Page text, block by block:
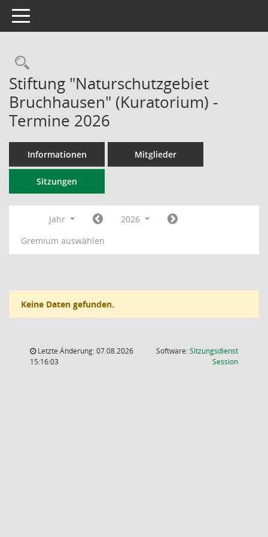
Toggle navigation
Rechercheauswahl
Stiftung "Naturschutzgebiet
Bruchhausen" (Kuratorium) -
Termine 2026
Informationen Mitglieder
Sitzungen
Jahr
2026
Gremium auswählen
Keine Daten gefunden.
Letzte Änderung: 07.08.2026
15:16:03
Software:Sitzungsdienst
Session(Wird in